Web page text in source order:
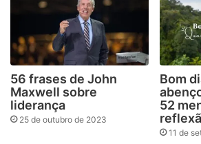
56 frases de John
Maxwell sobre
liderança
25 de outubro de 2023
Bom
52
11 de